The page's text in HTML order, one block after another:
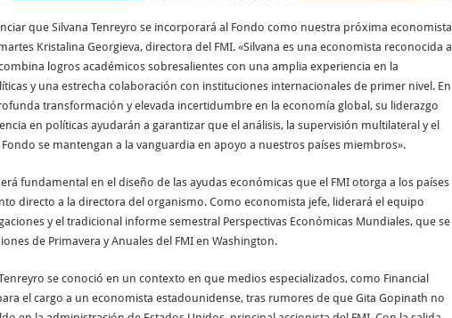
que Silvana Tenreyro se incorporará al Fondo como nuestra próxima economista
Kristalina Georgieva, directora del FMI. «Silvana es una economista reconocida a
logros académicos sobresalientes con una amplia experiencia en la
y una estrecha colaboración con instituciones internacionales de primer nivel. En
transformación y elevada incertidumbre en la economía global, su liderazgo
en políticas ayudarán a garantizar que el análisis, la supervisión multilateral y el
se mantengan a la vanguardia en apoyo a nuestros países miembros».
fundamental en el diseño de las ayudas económicas que el FMI otorga a los países
directo a la directora del organismo. Como economista jefe, liderará el equipo
y el tradicional informe semestral Perspectivas Económicas Mundiales, que se
de Primavera y Anuales del FMI en Washington.
se conoció en un contexto en que medios especializados, como Financial
el cargo a un economista estadounidense, tras rumores de que Gita Gopinath no